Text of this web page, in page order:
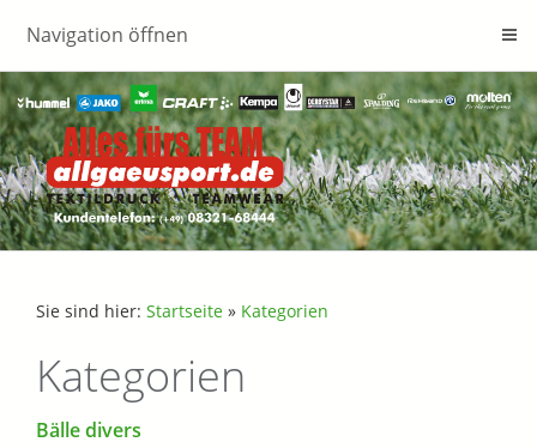
Navigation öffnen
Sie sind hier: Startseite » Kategorien
Kategorien
Bälle divers